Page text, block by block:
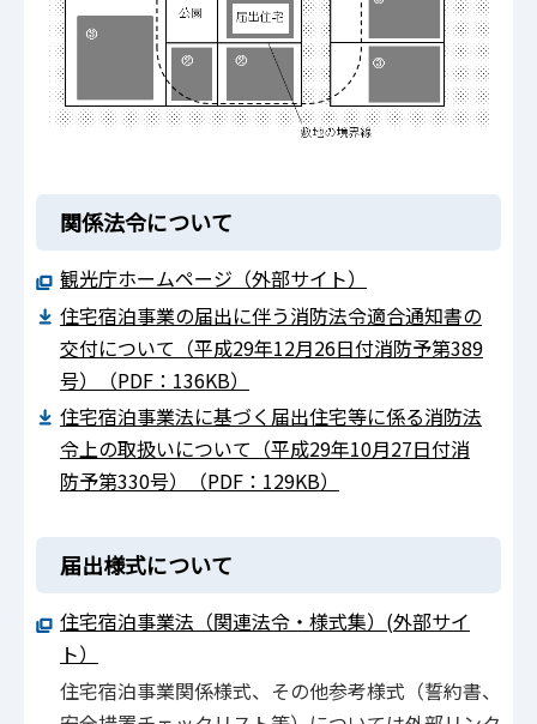
関係法令について
観光庁ホームページ（外部サイト）
住宅宿泊事業の届出に伴う消防法令適合通知書の
交付について（平成29年12月26日付消防予第389
号）（PDF：136KB）
住宅宿泊事業法に基づく届出住宅等に係る消防法
令上の取扱いについて（平成29年10月27日付消
防予第330号）（PDF：129KB）
届出様式について
住宅宿泊事業法（関連法令・様式集）(外部サイ
ト）
住宅宿泊事業関係様式、その他参考様式（誓約書、